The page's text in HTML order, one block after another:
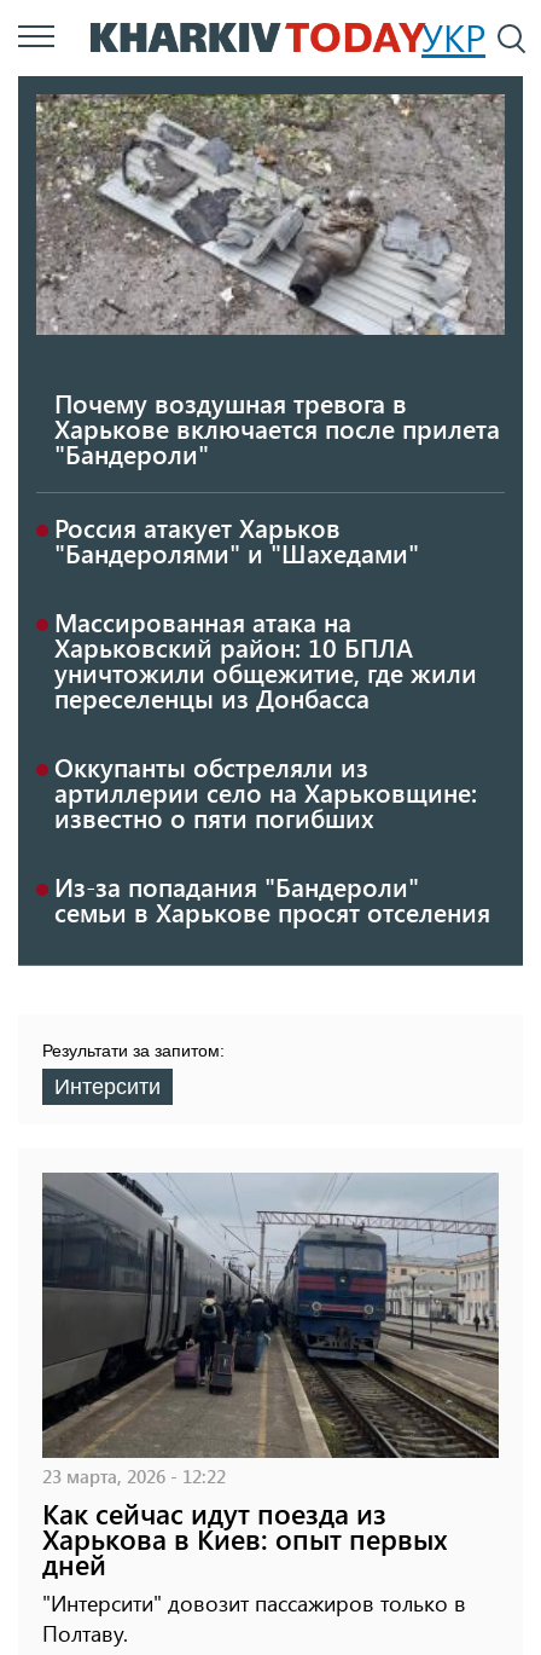
Перейти
к
содержанию
УКР
Почему воздушная тревога в
Харькове включается после прилета
"Бандероли"
Россия атакует Харьков
"Бандеролями" и "Шахедами"
Массированная атака на
Харьковский район: 10 БПЛА
уничтожили общежитие, где жили
переселенцы из Донбасса
Оккупанты обстреляли из
артиллерии село на Харьковщине:
известно о пяти погибших
Из-за попадания "Бандероли"
семьи в Харькове просят отселения
Результати за запитом:
Интерсити
23 марта, 2026 - 12:22
Как сейчас идут поезда из
Харькова в Киев: опыт первых
дней
"Интерсити" довозит пассажиров только в
Полтаву.